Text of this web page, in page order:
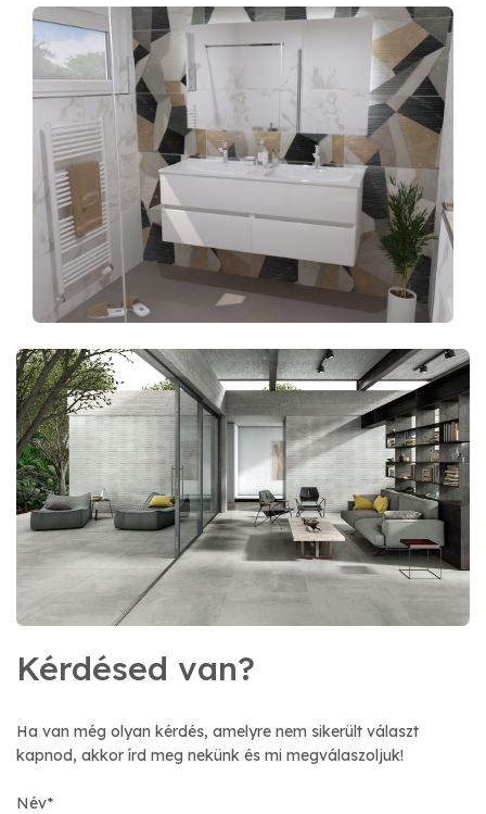
Kérdésed van?
Ha van még olyan kérdés, amelyre nem sikerült választ
kapnod, akkor írd meg nekünk és mi megválaszoljuk!
Név*